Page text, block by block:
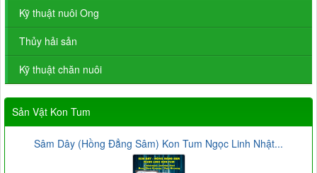
Kỹ thuật nuôi Ong
Thủy hải sản
Kỹ thuật chăn nuôi
Sản Vật Kon Tum
Sâm Dây (Hồng Đẳng Sâm) Kon Tum Ngọc Linh Nhật...